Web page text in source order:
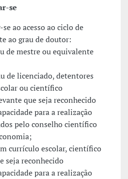
se
ao acesso ao ciclo de
ao grau de doutor:
de mestre ou equivalente
de licenciado, detentores
ou científico
que seja reconhecido
para a realização
pelo conselho científico
currículo escolar, científico
seja reconhecido
para a realização